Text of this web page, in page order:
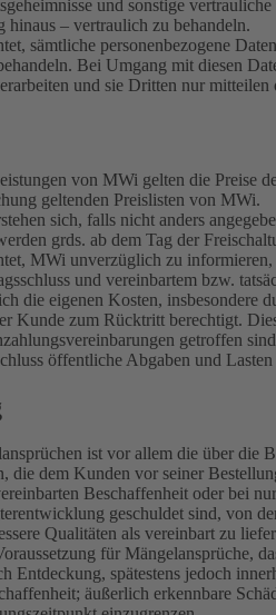
und sonstige
hinaus – vertraulich zu behandeln.
sämtliche personenbezogene
Bei Umgang mit diesen
und sie Dritten nur
von MWi gelten die Preise
geltenden Preislisten von MWi.
sich, falls nicht anders
grds. ab dem Tag der
MWi unverzüglich zu
und vereinbartem bzw.
die eigenen Kosten, insbesondere
Kunde zum Rücktritt berechtigt.
getroffen
öffentliche Abgaben und
ist vor allem die über die
die dem Kunden vor seiner
Beschaffenheit oder bei
geschuldet sind, von
Qualitäten als vereinbart zu
für Mängelansprüche,
Entdeckung, spätestens jedoch
äußerlich erkennbare